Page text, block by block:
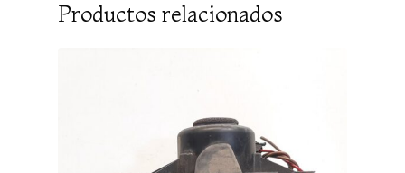
Productos relacionados